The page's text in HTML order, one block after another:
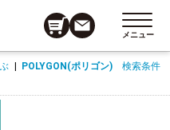
メニュー
POLYGON(ポリゴン) 検索条件